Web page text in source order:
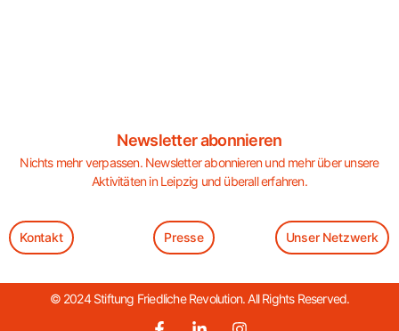
Newsletter abonnieren
Nichts mehr verpassen. Newsletter abonnieren und mehr über unsere
Aktivitäten in Leipzig und überall erfahren.
Kontakt Presse Unser Netzwerk
© 2024 Stiftung Friedliche Revolution. All Rights Reserved.